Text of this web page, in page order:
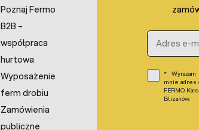
Poznaj Fermo
B2B –
współpraca
hurtowa
Wyposażenie
ferm drobiu
Zamówienia
publiczne
Adres e-mail
mnie adres
FERMO
Blizanów.